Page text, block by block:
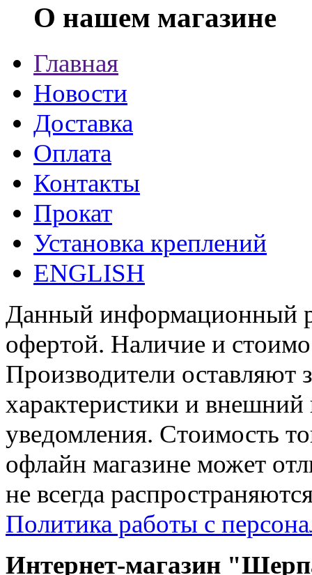
О нашем магазине
Главная
Новости
Доставка
Оплата
Контакты
Прокат
Установка креплений
ENGLISH
Данный информационный
офертой. Наличие и
Производители оставляют
характеристики и внешний
уведомления. Стоимость
офлайн магазине может
не всегда
Политика работы с
Интернет-магазин